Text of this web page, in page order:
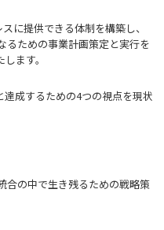
に提供できる体制を構築し、
るための事業計画策定と実行を
ます。
成するための4つの視点を現状
合の中で生き残るための戦略策